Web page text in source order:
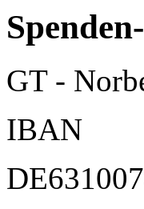
GT -
IBAN